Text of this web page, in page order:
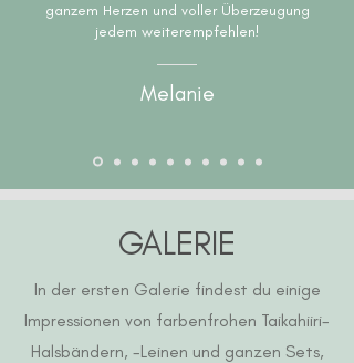
ganzem Herzen und voller Überzeugung
jedem weiterempfehlen!
Melanie
GALERIE
In der ersten Galerie findest du einige
Impressionen von farbenfrohen Taikahiiri-
Halsbändern, -Leinen und ganzen Sets,